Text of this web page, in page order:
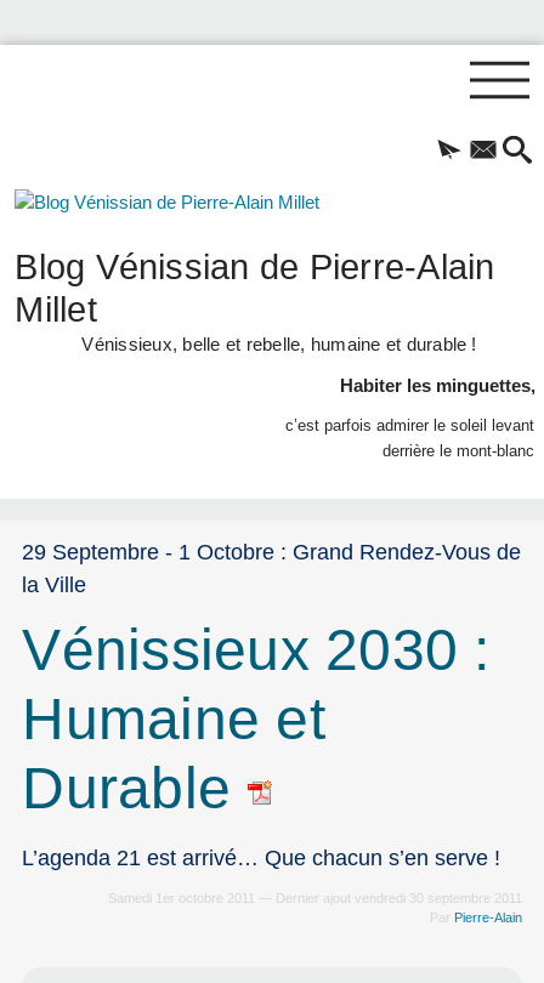
Blog Vénissian de Pierre-Alain
Millet
Vénissieux, belle et rebelle, humaine et durable !
Habiter les minguettes,
c’est parfois admirer le soleil levant
derrière le mont-blanc
29 Septembre - 1 Octobre : Grand Rendez-Vous de
la Ville
Vénissieux 2030 :
Humaine et
Durable
L’agenda 21 est arrivé… Que chacun s’en serve !
Samedi 1er octobre 2011 — Dernier ajout vendredi 30 septembre 2011
Par Pierre-Alain